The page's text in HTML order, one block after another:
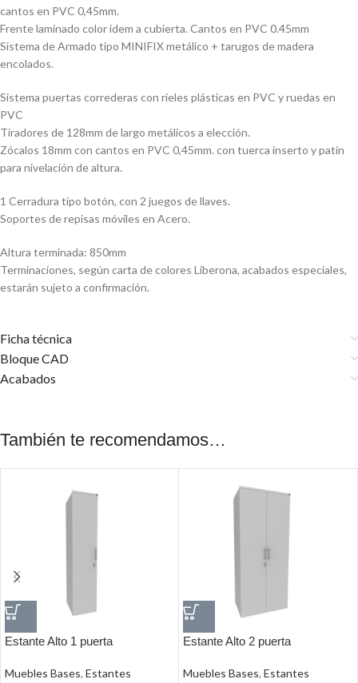
cantos en PVC 0,45mm.
Frente laminado color ídem a cubierta. Cantos en PVC 0.45mm
Sistema de Armado tipo MINIFIX metálico + tarugos de madera
encolados.
Sistema puertas correderas con rieles plásticas en PVC y ruedas en
PVC
Tiradores de 128mm de largo metálicos a elección.
Zócalos 18mm con cantos en PVC 0,45mm. con tuerca inserto y patín
para nivelación de altura.
1 Cerradura tipo botón, con 2 juegos de llaves.
Soportes de repisas móviles en Acero.
Altura terminada: 850mm
Terminaciones, según carta de colores Liberona, acabados especiales,
estarán sujeto a confirmación.
Ficha técnica
Bloque CAD
Acabados
También te recomendamos…
Estante Alto 1 puerta
Muebles Bases, Estantes
Estante Alto 2 puerta
Muebles Bases, Estantes